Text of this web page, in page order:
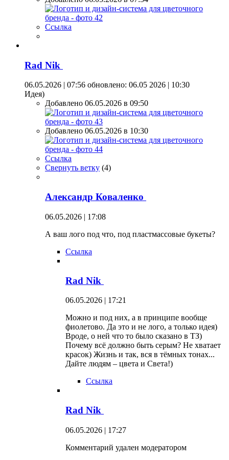
Ссылка
Rad Nik
06.05.2026 | 07:56 обновлено: 06.05 2026 | 10:30
Идея)
Добавлено 06.05.2026 в 09:50
Добавлено 06.05.2026 в 10:30
Ссылка
Свернуть ветку (4)
Александр Коваленко
06.05.2026 | 17:08
А ваш лого под что, под пластмассовые букеты?
Ссылка
Rad Nik
06.05.2026 | 17:21
Можно и под них, а в принципе вообще
фиолетово. Да это и не лого, а только идея)
Вроде, о ней что то было сказано в ТЗ)
Почему всё должно быть серым? Не хватает
красок) Жизнь и так, вся в тёмных тонах...
Дайте людям – цвета и Света!)
Ссылка
Rad Nik
06.05.2026 | 17:27
Комментарий удален модератором